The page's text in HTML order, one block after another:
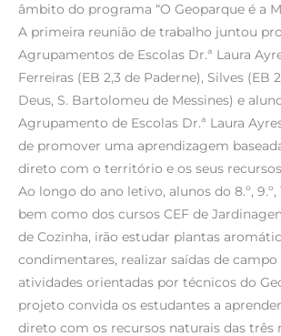
âmbito do programa “O Geoparque é a
A primeira reunião de trabalho juntou
Agrupamentos de Escolas Dr.ª Laura
Ferreiras (EB 2,3 de Paderne), Silves (EB
Deus, S. Bartolomeu de Messines) e
Agrupamento de Escolas Dr.ª Laura
de promover uma aprendizagem
direto com o território e os seus
Ao longo do ano letivo, alunos do 8.º, 9.º,
bem como dos cursos CEF de
de Cozinha, irão estudar plantas
condimentares, realizar saídas de
atividades orientadas por técnicos do
projeto convida os estudantes a
direto com os recursos naturais das três